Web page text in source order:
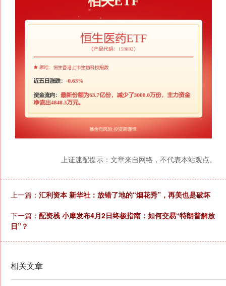
上证速配提示：文章来自网络，不代表本站观点。
上一篇： 汇利资本 新华社：放错了地的“烟花秀”，再美也是破坏
下一篇： 配资栈 小摩发布4月2日终极指南：如何交易“特朗普解放
日”？
相关文章